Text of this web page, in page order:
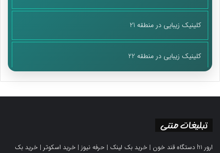
کلینیک زیبایی در منطقه 21
کلینیک زیبایی در منطقه 22
تبلیغات متنی
ارور h1 دستگاه قند خون | خرید بک لینک | حرفه نیوز | خرید اسکوتر | خرید بک